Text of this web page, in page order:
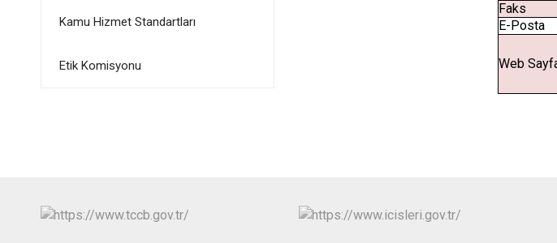
Kamu Hizmet Standartları
Etik Komisyonu
Faks
E-Posta
Web